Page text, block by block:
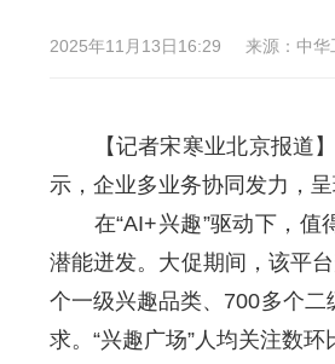
2025年11月13日16:29 来源：中华
【记者宋寒业北京报道】
示，企业多业务协同发力，
在“AI+兴趣”驱动下，值
潜能迸发。大促期间，该平
个一级兴趣品类、700多个
求。“兴趣广场”人均关注数